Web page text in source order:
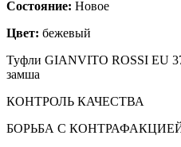
Состояние: Новое
Цвет: бежевый
Туфли GIANVITO ROSSI EU
замша
КОНТРОЛЬ КАЧЕСТВА
БОРЬБА С